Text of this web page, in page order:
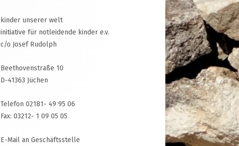
kinder unserer welt
initiative für notleidende kinder e.v.
c/o Josef Rudolph
Beethovenstraße 10
D-41363 Jüchen
Telefon 02181- 49 95 06
Fax: 03212- 1 09 05 05
E-Mail an Geschäftsstelle